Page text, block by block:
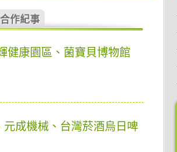
合作紀事
健康園區、菌寶貝博物館
成機械、台灣菸酒烏日啤